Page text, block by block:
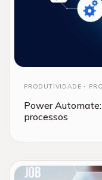
PRODUTIVIDADE
Power
processos